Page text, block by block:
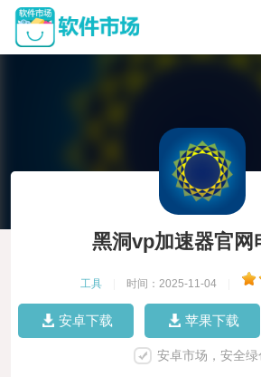
黑洞vp加速器官网
工具 时间：2025-11-04
安卓下载 苹果下载
安卓市场，安全绿